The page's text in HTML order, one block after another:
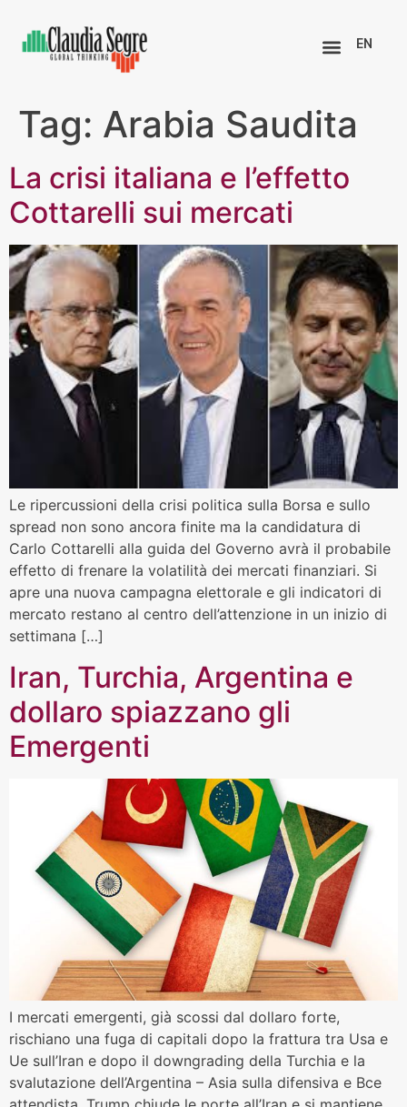
EN
Tag: Arabia Saudita
La crisi italiana e l’effetto
Cottarelli sui mercati
Le ripercussioni della crisi politica sulla Borsa e sullo
spread non sono ancora finite ma la candidatura di
Carlo Cottarelli alla guida del Governo avrà il probabile
effetto di frenare la volatilità dei mercati finanziari. Si
apre una nuova campagna elettorale e gli indicatori di
mercato restano al centro dell’attenzione in un inizio di
settimana […]
Iran, Turchia, Argentina e
dollaro spiazzano gli
Emergenti
I mercati emergenti, già scossi dal dollaro forte,
rischiano una fuga di capitali dopo la frattura tra Usa e
Ue sull’Iran e dopo il downgrading della Turchia e la
svalutazione dell’Argentina – Asia sulla difensiva e Bce